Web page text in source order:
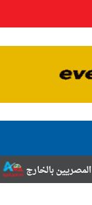
وزيرة الإسكان